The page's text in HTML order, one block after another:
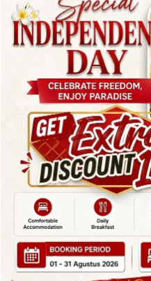
3 Resort Terbaik
untuk Menikmati
Timur